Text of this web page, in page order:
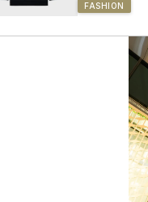
FASHION